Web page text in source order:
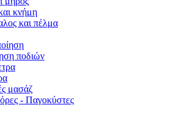
κνήμη
και πέλμα
ποδιών
μασάζ
- Παγοκύστες